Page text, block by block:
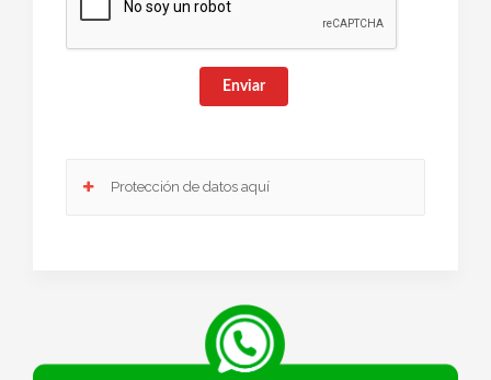
Enviar
Protección de datos aquí
respuesta a la consulta planteada.
: Consentimiento del interesado.
: Plataforma de Mail marketing-Empresas del grupo CEA.